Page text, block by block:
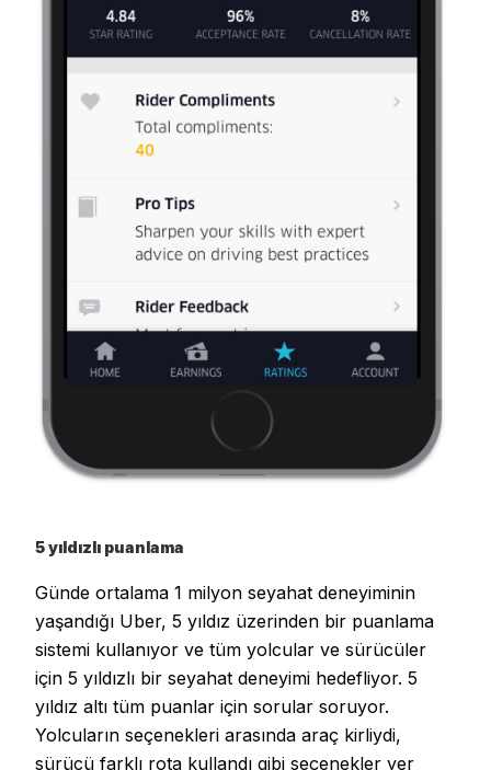
5 yıldızlı puanlama
Günde ortalama 1 milyon seyahat deneyiminin
yaşandığı Uber, 5 yıldız üzerinden bir puanlama
sistemi kullanıyor ve tüm yolcular ve sürücüler
için 5 yıldızlı bir seyahat deneyimi hedefliyor. 5
yıldız altı tüm puanlar için sorular soruyor.
Yolcuların seçenekleri arasında araç kirliydi,
sürücü farklı rota kullandı gibi seçenekler yer